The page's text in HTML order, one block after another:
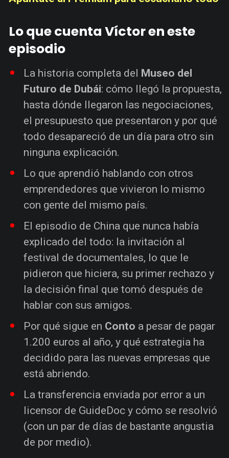
Lo que cuenta Víctor en este
episodio
La historia completa del
Museo del
Futuro de Dubái: cómo llegó la propuesta,
hasta dónde llegaron las negociaciones,
el presupuesto que presentaron y por qué
todo desapareció de un día para otro sin
ninguna explicación.
Lo que aprendió hablando con otros
emprendedores que vivieron lo mismo
con gente del mismo país.
El episodio de China que nunca había
explicado del todo: la invitación al
festival de documentales, lo que le
pidieron que hiciera, su primer rechazo y
la decisión final que tomó después de
hablar con sus amigos.
Por qué sigue en Conto a pesar de pagar
1.200 euros al año, y qué estrategia ha
decidido para las nuevas empresas que
está abriendo.
La transferencia enviada por error a un
licensor de GuideDoc y cómo se resolvió
(con un par de días de bastante angustia
de por medio).